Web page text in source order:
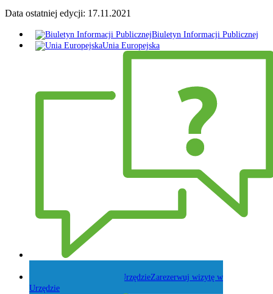
Data ostatniej edycji: 17.11.2021
Biuletyn Informacji Publicznej
Unia Europejska
Zarezerwuj wizytę w
Urzędzie